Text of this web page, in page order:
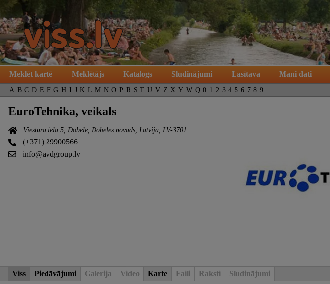
Meklēt kartē Meklētājs Katalogs Sludinājumi Lasītava Mani dati
A B C D E F G H I J K L M N O P R S T U V Z X Y W Q 0 1 2 3 4 5 6 7 8 9
EuroTehnika, veikals
Viestura iela 5, Dobele, Dobeles novads, Latvija, LV-3701
(+371) 29900566
info@avdgroup.lv
Viss Piedāvājumi Galerija Video Karte Faili Raksti Sludinājumi